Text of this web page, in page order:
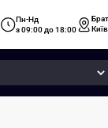
Пн-Нд
з 09:00 до 18:00